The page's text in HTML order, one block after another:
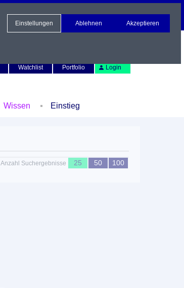
Watchlist Portfolio Login
Wissen Einstieg
Anzahl Suchergebnisse 25 50 100
Einstellungen Ablehnen Akzeptieren